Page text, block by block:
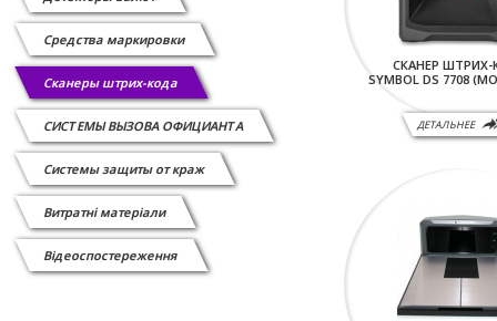
Средства маркировки
Сканеры штрих-кода
СИСТЕМЫ ВЫЗОВА ОФИЦИАНТА
Системы защиты от краж
Витратні матеріали
Відеоспостереження
СКАНЕР
SYMBOL DS 7708
ДЕТАЛЬНЕЕ